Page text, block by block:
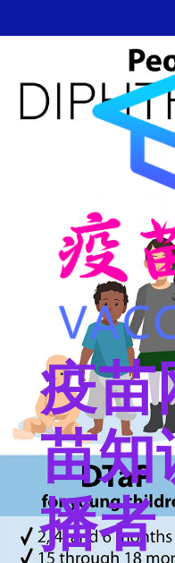
至
疫苗
苗知
播者